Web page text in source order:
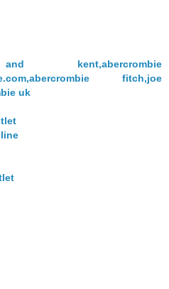
kent,abercrombie
fitch,joe
uk